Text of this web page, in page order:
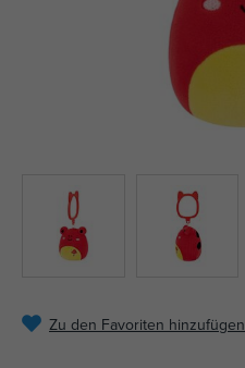
Zu den Favoriten hinzufügen